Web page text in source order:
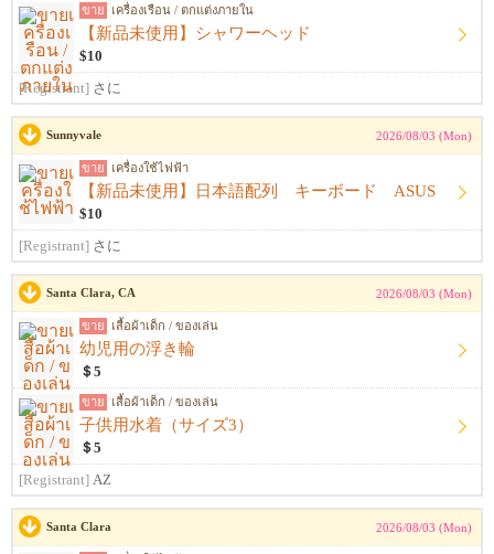
ขาย เครื่องเรือน / ตกแต่งภายใน
【新品未使用】シャワーヘッド
$10
[Registrant] さに
Sunnyvale 2026/08/03 (Mon)
ขาย เครื่องใช้ไฟฟ้า
【新品未使用】日本語配列 キーボード ASUS
$10
[Registrant] さに
Santa Clara, CA 2026/08/03 (Mon)
ขาย เสื้อผ้าเด็ก / ของเล่น
幼児用の浮き輪
＄5
ขาย เสื้อผ้าเด็ก / ของเล่น
子供用水着（サイズ3）
＄5
[Registrant] AZ
Santa Clara 2026/08/03 (Mon)